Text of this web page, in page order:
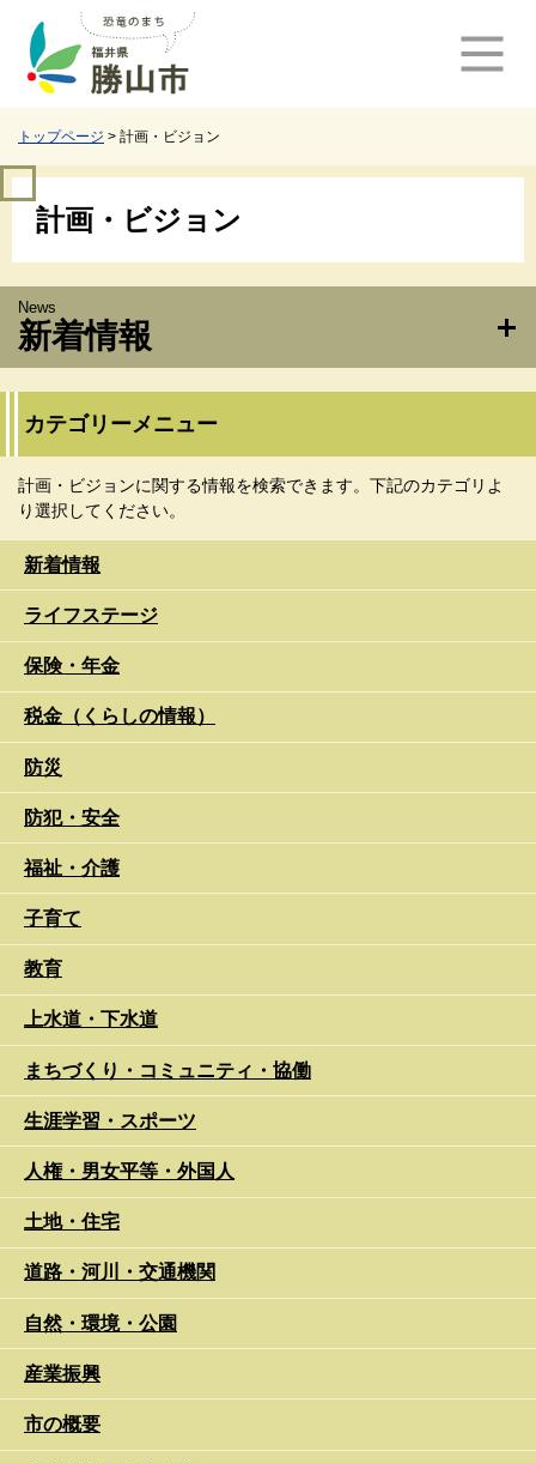
で
ば
文
へ
トップページ > 計画・ビジョン
計画・ビジョン
新着情報
カテゴリーメニュー
計画・ビジョンに関する情報を検索できます。下記のカテゴリよ
り選択してください。
新着情報
ライフステージ
保険・年金
税金（くらしの情報）
防災
防犯・安全
福祉・介護
子育て
教育
上水道・下水道
まちづくり・コミュニティ・協働
生涯学習・スポーツ
人権・男女平等・外国人
土地・住宅
道路・河川・交通機関
自然・環境・公園
産業振興
市の概要